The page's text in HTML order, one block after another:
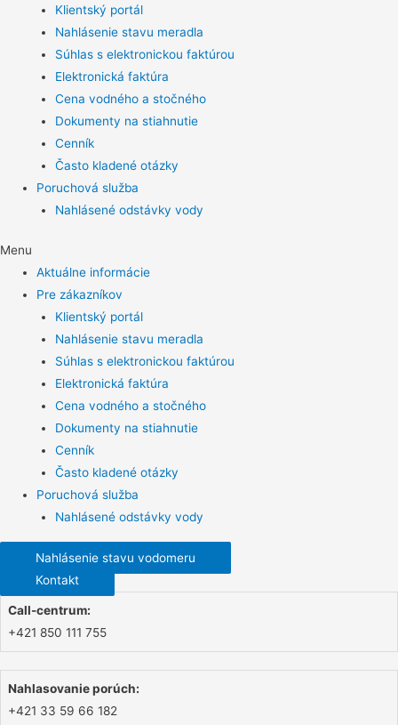
Klientský portál
Nahlásenie stavu meradla
Súhlas s elektronickou faktúrou
Elektronická faktúra
Cena vodného a stočného
Dokumenty na stiahnutie
Cenník
Často kladené otázky
Poruchová služba
Nahlásené odstávky vody
Menu
Aktuálne informácie
Pre zákazníkov
Klientský portál
Nahlásenie stavu meradla
Súhlas s elektronickou faktúrou
Elektronická faktúra
Cena vodného a stočného
Dokumenty na stiahnutie
Cenník
Často kladené otázky
Poruchová služba
Nahlásené odstávky vody
Nahlásenie stavu vodomeru
Kontakt
Call-centrum:
+421 850 111 755
Nahlasovanie porúch:
+421 33 59 66 182